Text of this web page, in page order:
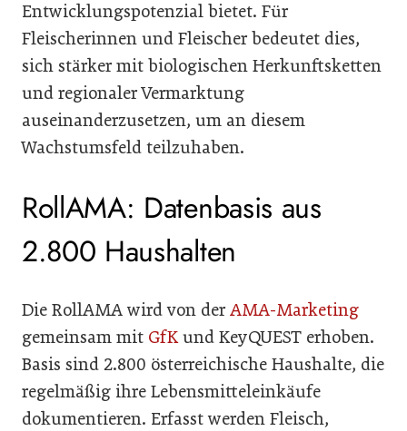
Entwicklungspotenzial bietet. Für
Fleischerinnen und Fleischer bedeutet dies,
sich stärker mit biologischen Herkunftsketten
und regionaler Vermarktung
auseinanderzusetzen, um an diesem
Wachstumsfeld teilzuhaben.
RollAMA: Datenbasis aus
2.800 Haushalten
Die RollAMA wird von der AMA-Marketing
gemeinsam mit GfKund KeyQUEST erhoben.
Basis sind 2.800 österreichische Haushalte, die
regelmäßig ihre Lebensmitteleinkäufe
dokumentieren. Erfasst werden Fleisch,